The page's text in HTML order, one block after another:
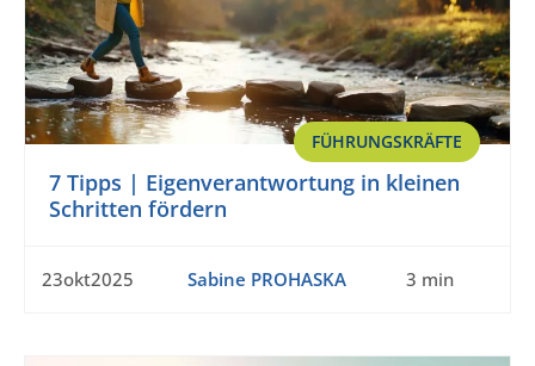
FÜHRUNGSKRÄFTE
7 Tipps | Eigenverantwortung in kleinen
Schritten fördern
23okt2025 Sabine PROHASKA 3 min